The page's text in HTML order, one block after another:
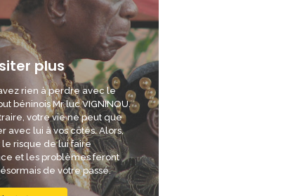
plus
rien à perdre avec le
béninois Mr luc VIGNINOU.
votre vie ne peut que
avec lui à vos côtés. Alors,
risque de lui faire
et les problèmes feront
de votre passé.